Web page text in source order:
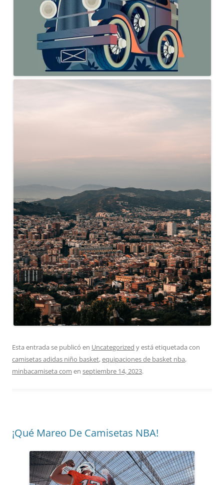
Esta entrada se publicó en Uncategorized y está etiquetada con
camisetas adidas niño basket,equipaciones de basket nba,
minbacamiseta com en septiembre 14, 2023.
¡Qué Mareo De Camisetas NBA!